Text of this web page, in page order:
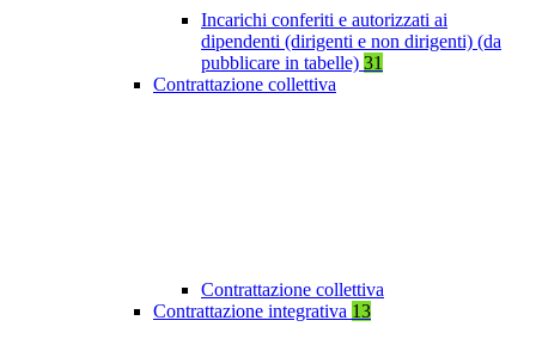
Incarichi conferiti e autorizzati ai
dipendenti (dirigenti e non dirigenti) (da
pubblicare in tabelle) 31
Contrattazione collettiva
Contrattazione collettiva
Contrattazione integrativa 13